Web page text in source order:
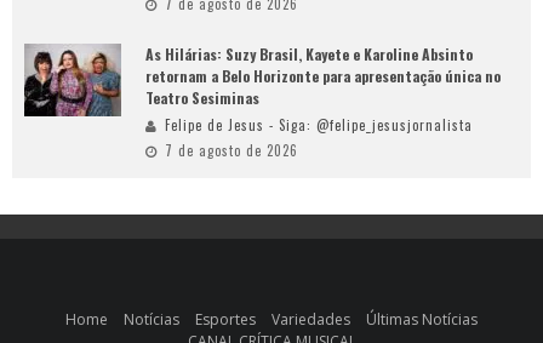
7 de agosto de 2026
As Hilárias: Suzy Brasil, Kayete e Karoline Absinto
retornam a Belo Horizonte para apresentação única no
Teatro Sesiminas
Felipe de Jesus - Siga: @felipe_jesusjornalista
7 de agosto de 2026
Home Notícias Esportes Variedades
Últimas Notícias